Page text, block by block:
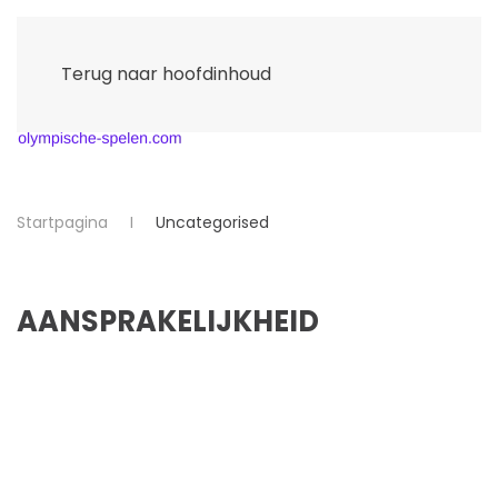
Terug naar hoofdinhoud
Startpagina Uncategorised
AANSPRAKELIJKHEID